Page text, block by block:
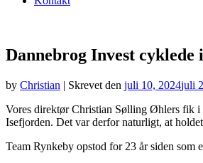
Dannebrog Invest
by Christian | Skrevet den juli 10, 2024juli
Vores direktør Christian Sølling Øhlers fik i
Isefjorden. Det var derfor naturligt, at
Team Rynkeby opstod for 23 år siden som